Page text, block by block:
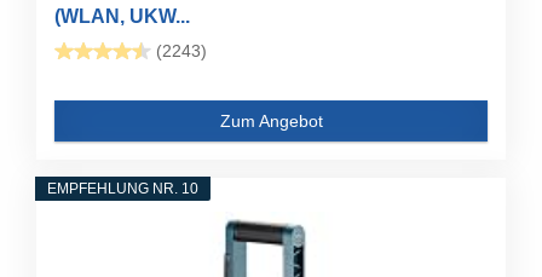
(WLAN, UKW...
(2243)
Zum Angebot
EMPFEHLUNG NR. 10